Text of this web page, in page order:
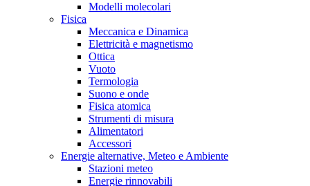
Modelli molecolari
Fisica
Meccanica e Dinamica
Elettricità e magnetismo
Ottica
Vuoto
Termologia
Suono e onde
Fisica atomica
Strumenti di misura
Alimentatori
Accessori
Energie alternative, Meteo e Ambiente
Stazioni meteo
Energie rinnovabili